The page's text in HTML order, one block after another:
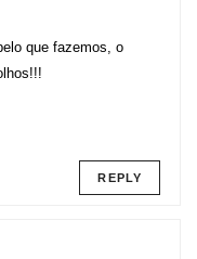
que fazemos, o
REPLY